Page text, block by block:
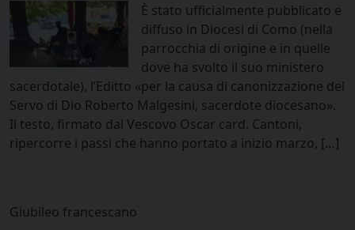
È stato ufficialmente pubblicato e
diffuso in Diocesi di Como (nella
parrocchia di origine e in quelle
dove ha svolto il suo ministero
sacerdotale), l’Editto «per la causa di canonizzazione del
Servo di Dio Roberto Malgesini, sacerdote diocesano».
Il testo, firmato dal Vescovo Oscar card. Cantoni,
ripercorre i passi che hanno portato a inizio marzo, […]
Giubileo francescano